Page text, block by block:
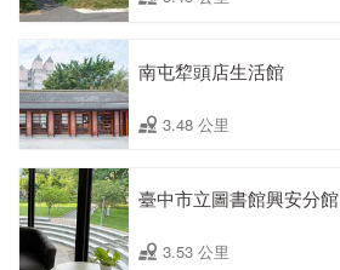
南屯犂頭店生活館
3.48 公里
臺中市立圖書館興安分館
3.53 公里